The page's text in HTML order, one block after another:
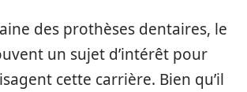
des prothèses dentaires, le
un sujet d’intérêt pour
cette carrière. Bien qu’il